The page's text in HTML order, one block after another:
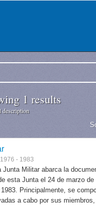
1 results
description
1976 - 1983
Junta Militar abarca la
esta Junta el 24 de marzo de
Principalmente, se
a cabo por sus